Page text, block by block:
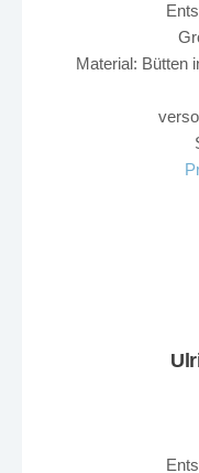
Material: Bütten